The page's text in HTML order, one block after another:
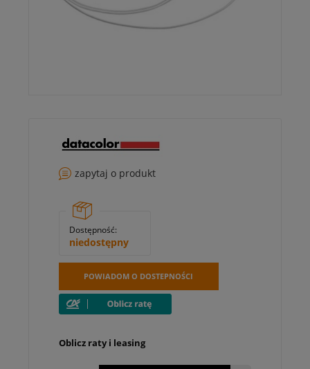
zapytaj o produkt
Dostępność:
niedostępny
POWIADOM O DOSTEPNOŚCI
Oblicz raty i leasing